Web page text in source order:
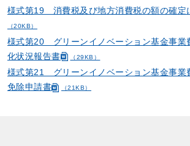
様式第19 消費税及び地方消費税の額の確定
（20KB）
様式第20 グリーンイノベーション基金事業
化状況報告書
（29KB）
様式第21 グリーンイノベーション基金事業
免除申請書
（21KB）